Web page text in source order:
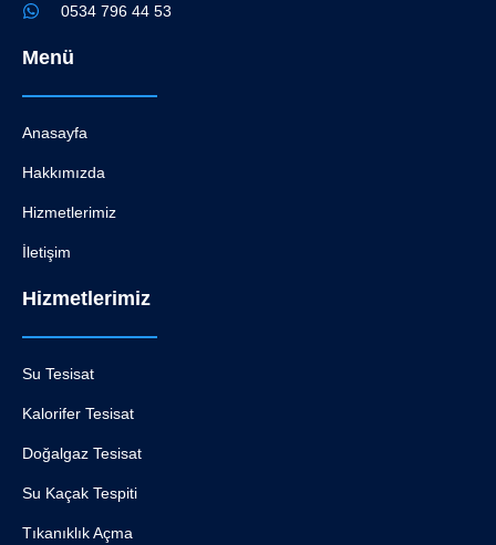
0534 796 44 53
Menü
Anasayfa
Hakkımızda
Hizmetlerimiz
İletişim
Hizmetlerimiz
Su Tesisat
Kalorifer Tesisat
Doğalgaz Tesisat
Su Kaçak Tespiti
Tıkanıklık Açma